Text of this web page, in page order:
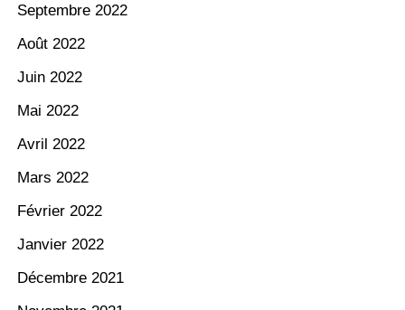
Septembre 2022
Août 2022
Juin 2022
Mai 2022
Avril 2022
Mars 2022
Février 2022
Janvier 2022
Décembre 2021